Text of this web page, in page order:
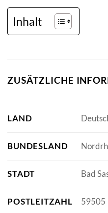
Inhalt
ZUSÄTZLICHE
LAND
BUNDESLAND
STADT Bad
POSTLEITZAHL 59505